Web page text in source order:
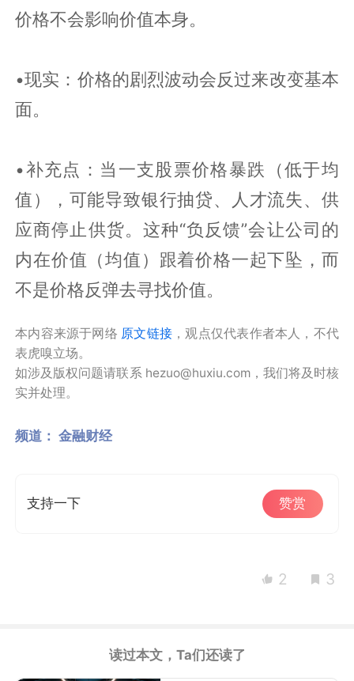
价格不会影响价值本身。
•现实：价格的剧烈波动会反过来改变基本
面。
•补充点：当一支股票价格暴跌（低于均
值），可能导致银行抽贷、人才流失、供
应商停止供货。这种“负反馈”会让公司的
内在价值（均值）跟着价格一起下坠，而
不是价格反弹去寻找价值。
本内容来源于网络 原文链接 ，观点仅代表作者本人，不代
表虎嗅立场。
如涉及版权问题请联系 hezuo@huxiu.com，我们将及时核
实并处理。
频道： 金融财经
支持一下 赞赏
2 3
读过本文，Ta们还读了